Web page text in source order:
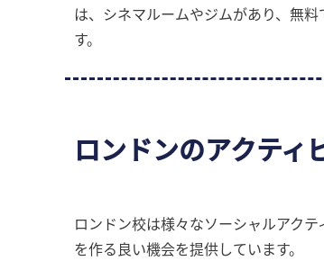
は、シネマルームやジムがあり、無料
す。
ロンドンのアクティ
ロンドン校は様々なソーシャルアク
を作る良い機会を提供しています。